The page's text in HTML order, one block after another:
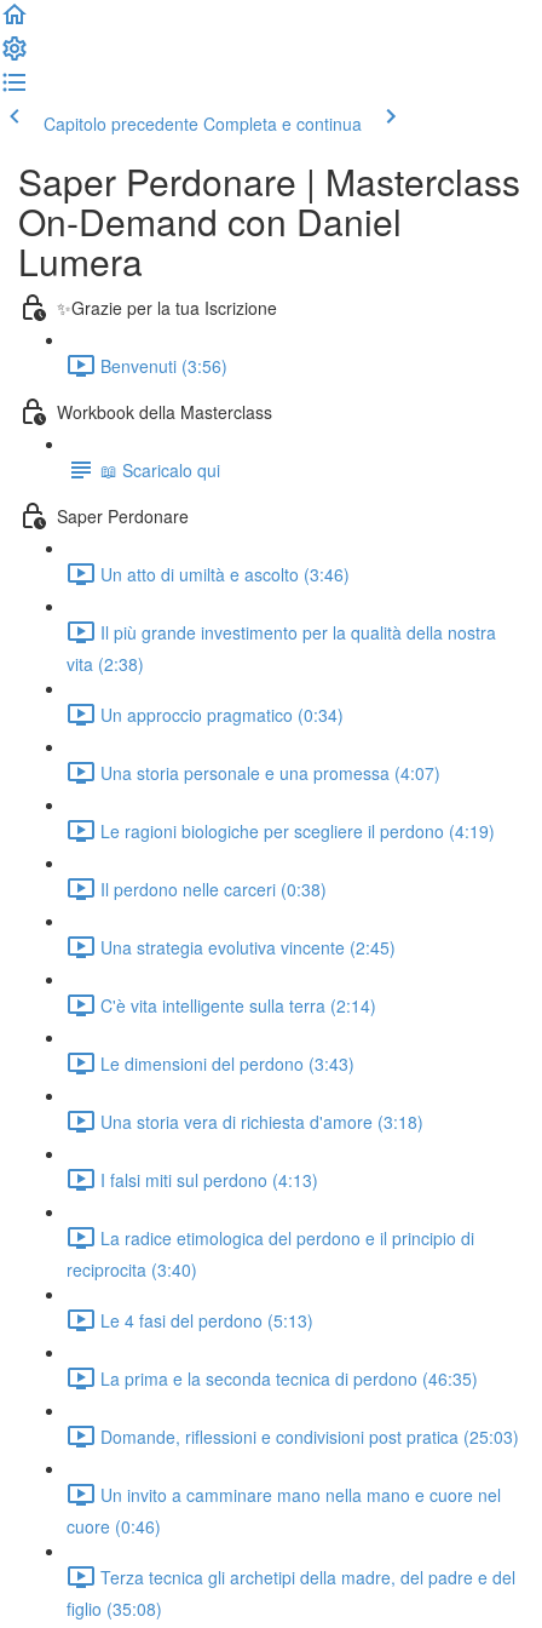
Capitolo precedente Completa e continua
Saper Perdonare | Masterclass
On-Demand con Daniel
Lumera
✨Grazie per la tua Iscrizione
Benvenuti (3:56)
Workbook della Masterclass
📖 Scaricalo qui
Saper Perdonare
Un atto di umiltà e ascolto (3:46)
Il più grande investimento per la qualità della nostra
vita (2:38)
Un approccio pragmatico (0:34)
Una storia personale e una promessa (4:07)
Le ragioni biologiche per scegliere il perdono (4:19)
Il perdono nelle carceri (0:38)
Una strategia evolutiva vincente (2:45)
C'è vita intelligente sulla terra (2:14)
Le dimensioni del perdono (3:43)
Una storia vera di richiesta d'amore (3:18)
I falsi miti sul perdono (4:13)
La radice etimologica del perdono e il principio di
reciprocita (3:40)
Le 4 fasi del perdono (5:13)
La prima e la seconda tecnica di perdono (46:35)
Domande, riflessioni e condivisioni post pratica (25:03)
Un invito a camminare mano nella mano e cuore nel
cuore (0:46)
Terza tecnica gli archetipi della madre, del padre e del
figlio (35:08)